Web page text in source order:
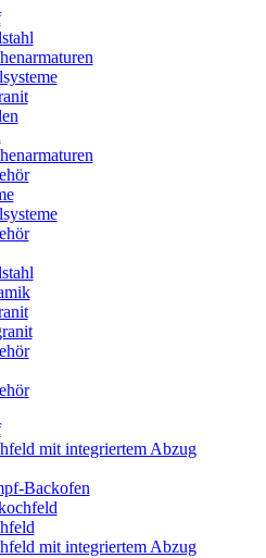
mit integriertem Abzug
Backofen
mit integriertem Abzug